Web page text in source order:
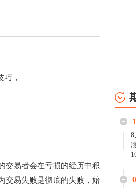
，
易者会在亏损的经历中积
交易失败是彻底的失败，始
8